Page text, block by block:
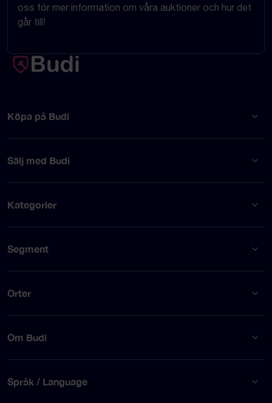
oss för mer information om våra auktioner och hur det
går till!
Köpa på Budi
Sälj med Budi
Kategorier
Segment
Orter
Om Budi
Språk / Language